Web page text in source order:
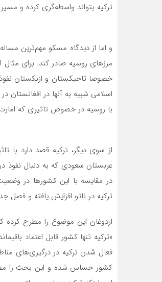
ترکیه بتواند واسطه‌گری کرده و مسیر
و اما از دیدگاه مسکو مهم‌ترین
مرزهای روسیه صادر کند. برای
خصوصا تاجیکستان و ازبکستان
اسلامی شبیه به آنها در
با روسیه در خصوص تاثیری که امارت
از سوی دیگر، ترکیه قصد دارد با
عربستان سعودی که به دنبال نفوذ
در مقایسه با این کشورها در
ترکیه در ناتو افزایش یافته و فصل
اردوغان این موضوع را مطرح کرده
«ترکیه تنها کشور قابل اعتماد
فعال شدن ترکیه در درگیری‌های
کشور حساس شده و این بحث را